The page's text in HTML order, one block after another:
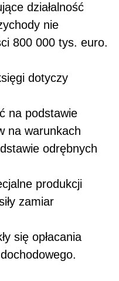
działalność
nie
800 000 tys. euro.
dotyczy
na podstawie
na warunkach
odrębnych
produkcji
zamiar
się opłacania